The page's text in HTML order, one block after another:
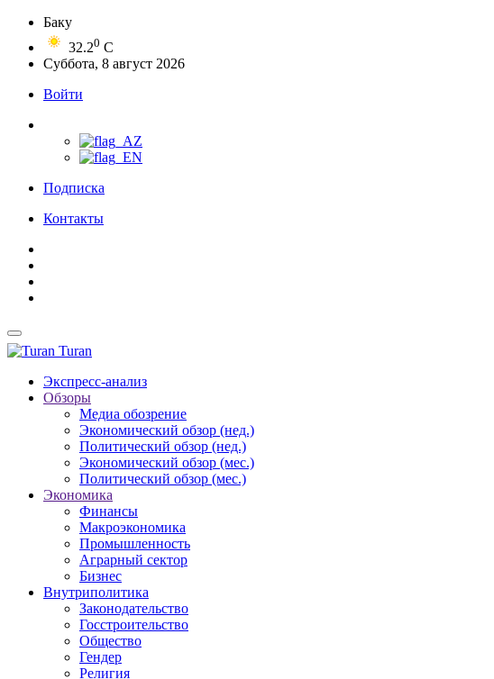
Баку
32.20 C
Суббота, 8 август 2026
Войти
Подписка
Контакты
Turan
Экспресс-анализ
Обзоры
Медиа обозрение
Экономический обзор (нед.)
Политический обзор (нед.)
Экономический обзор (мес.)
Политический обзор (мес.)
Экономика
Финансы
Макроэкономика
Промышленность
Аграрный сектор
Бизнес
Внутриполитика
Законодательство
Госстроительство
Общество
Гендер
Религия